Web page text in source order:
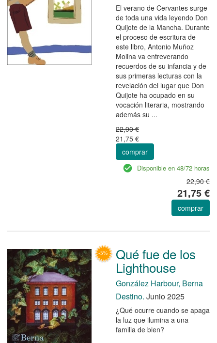
El verano de Cervantes surge
de toda una vida leyendo Don
Quijote de la Mancha. Durante
el proceso de escritura de
este libro, Antonio Muñoz
Molina va entreverando
recuerdos de su infancia y de
sus primeras lecturas con la
revelación del lugar que Don
Quijote ha ocupado en su
vocación literaria, mostrando
además su ...
22,90 €
21,75 €
comprar
Disponible en 48/72 horas
22,90 €
21,75 €
comprar
Qué fue de los
Lighthouse
González Harbour, Berna
Destino. Junio 2025
¿Qué ocurre cuando se apaga
la luz que ilumina a una
familia de bien?